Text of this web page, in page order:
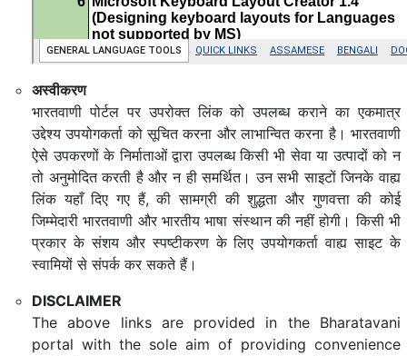
अस्वीकरण
भारतवाणी पोर्टल पर उपरोक्त लिंक को उपलब्ध कराने का एकमात्र
उद्देश्य उपयोगकर्ता को सूचित करना और लाभान्वित करना है। भारतवाणी
ऐसे उपकरणों के निर्माताओं द्वारा उपलब्ध किसी भी सेवा या उत्पादों को न
तो अनुमोदित करती है और न ही समर्थित। उन सभी साइटों जिनके वाह्य
लिंक यहाँ दिए गए हैं, की सामग्री की शुद्धता और गुणवत्ता की कोई
जिम्मेदारी भारतवाणी और भारतीय भाषा संस्थान की नहीं होगी। किसी भी
प्रकार के संशय और स्पष्टीकरण के लिए उपयोगकर्ता वाह्य साइट के
स्वामियों से संपर्क कर सकते हैं।
DISCLAIMER
The above links are provided in the Bharatavani
portal with the sole aim of providing convenience